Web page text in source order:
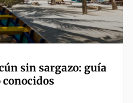
sin sargazo: guía
conocidos